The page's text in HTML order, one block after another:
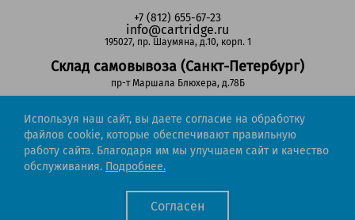
+7 (812) 655-67-23
info@cartridge.ru
195027, пр. Шаумяна, д.10, корп. 1
Склад самовывоза (Санкт-Петербург)
пр-т Маршала Блюхера, д.78Б
Регионы РФ
8-800-302-51-53
(звонок бесплатный)
Cartridge.ru 2012-2026. Все права защищены
Используя наш сайт, вы даете согласие на обработку
файлов cookie, которые обеспечивают правильную
работу сайта. Благодаря им мы улучшаем сайт и качество
обслуживания. Подробнее.
Согласен